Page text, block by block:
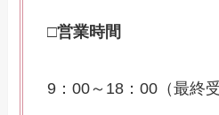
□営業時間
9：00～18：00（最終